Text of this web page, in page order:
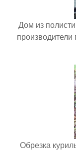
Дом из
Обрезка